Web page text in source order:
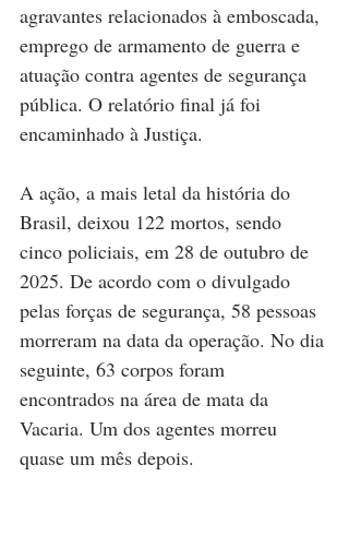
agravantes relacionados à emboscada,
emprego de armamento de guerra e
atuação contra agentes de segurança
pública. O relatório final já foi
encaminhado à Justiça.
A ação, a mais letal da história do
Brasil, deixou 122 mortos, sendo
cinco policiais, em 28 de outubro de
2025. De acordo com o divulgado
pelas forças de segurança, 58 pessoas
morreram na data da operação. No dia
seguinte, 63 corpos foram
encontrados na área de mata da
Vacaria. Um dos agentes morreu
quase um mês depois.